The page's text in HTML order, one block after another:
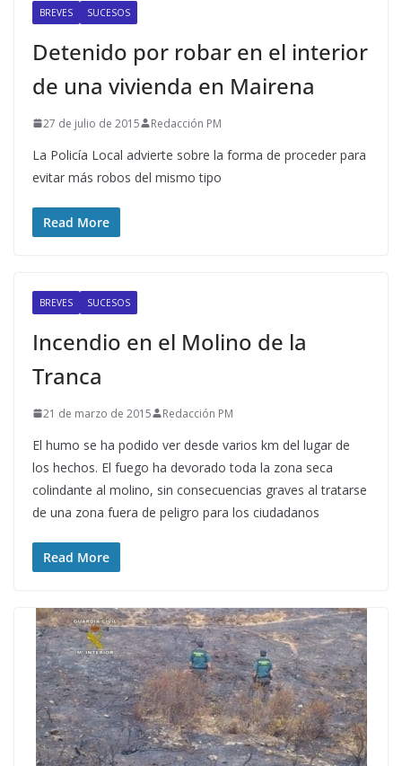
BREVES SUCESOS
Detenido por robar en el interior
de una vivienda en Mairena
27 de julio de 2015 Redacción PM
La Policía Local advierte sobre la forma de proceder para
evitar más robos del mismo tipo
Read More
BREVES SUCESOS
Incendio en el Molino de la
Tranca
21 de marzo de 2015 Redacción PM
El humo se ha podido ver desde varios km del lugar de
los hechos. El fuego ha devorado toda la zona seca
colindante al molino, sin consecuencias graves al tratarse
de una zona fuera de peligro para los ciudadanos
Read More